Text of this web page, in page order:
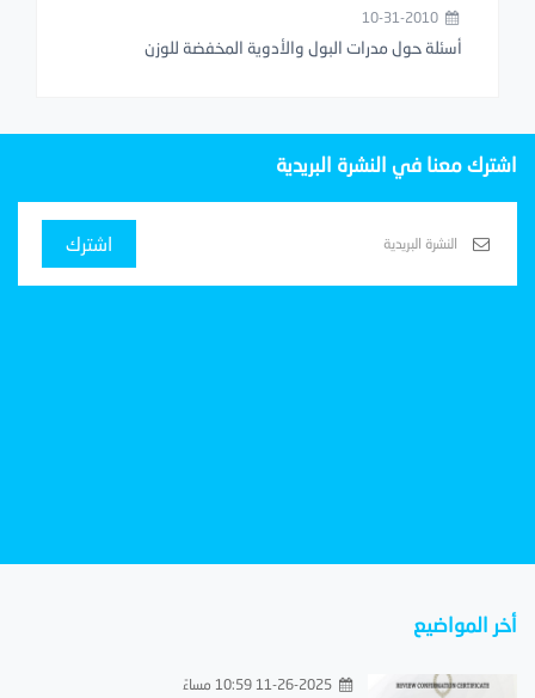
أسئلة حول مدرات البول والأدوية المخفضة للوزن
اشترك معنا في النشرة البريدية
اشترك
أخر المواضيع
11-26-2025 10:59 مساءً